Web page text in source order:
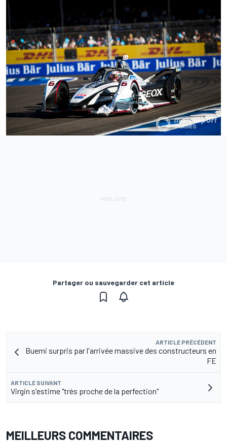
Partager ou sauvegarder cet article
ARTICLE PRÉCÉDENT
Buemi surpris par l'arrivée massive des constructeurs en
FE
ARTICLE SUIVANT
Virgin s'estime "très proche de la perfection"
MEILLEURS COMMENTAIRES